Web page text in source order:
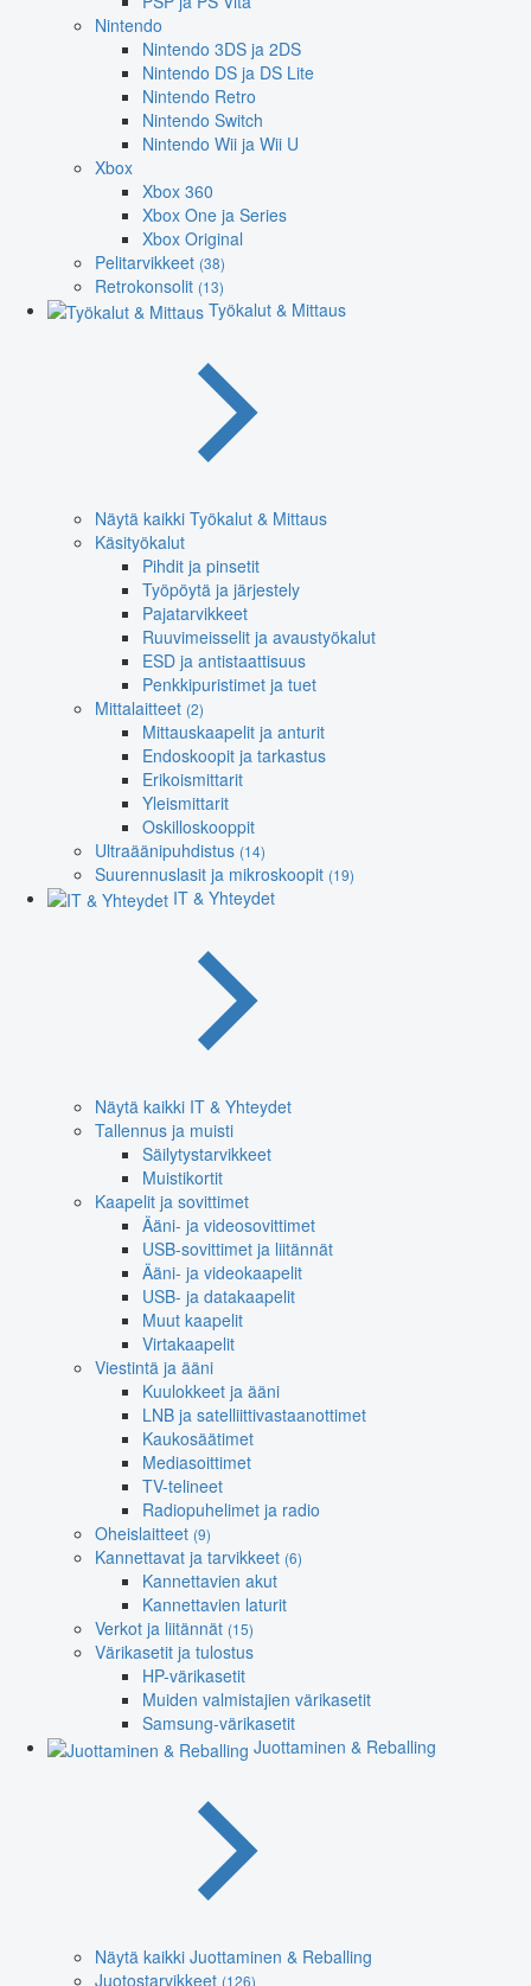
Nintendo
Nintendo 3DS ja 2DS
Nintendo DS ja DS Lite
Nintendo Retro
Nintendo Switch
Nintendo Wii ja Wii U
Xbox
Xbox 360
Xbox One ja Series
Xbox Original
Pelitarvikkeet (38)
Retrokonsolit (13)
Työkalut & Mittaus
Näytä kaikki Työkalut & Mittaus
Käsityökalut
Pihdit ja pinsetit
Työpöytä ja järjestely
Pajatarvikkeet
Ruuvimeisselit ja avaustyökalut
ESD ja antistaattisuus
Penkkipuristimet ja tuet
Mittalaitteet (2)
Mittauskaapelit ja anturit
Endoskoopit ja tarkastus
Erikoismittarit
Yleismittarit
Oskilloskooppit
Ultraäänipuhdistus (14)
Suurennuslasit ja mikroskoopit (19)
IT & Yhteydet
Näytä kaikki IT & Yhteydet
Tallennus ja muisti
Säilytystarvikkeet
Muistikortit
Kaapelit ja sovittimet
Ääni- ja videosovittimet
USB-sovittimet ja liitännät
Ääni- ja videokaapelit
USB- ja datakaapelit
Muut kaapelit
Virtakaapelit
Viestintä ja ääni
Kuulokkeet ja ääni
LNB ja satelliittivastaanottimet
Kaukosäätimet
Mediasoittimet
TV-telineet
Radiopuhelimet ja radio
Oheislaitteet (9)
Kannettavat ja tarvikkeet (6)
Kannettavien akut
Kannettavien laturit
Verkot ja liitännät (15)
Värikasetit ja tulostus
HP-värikasetit
Muiden valmistajien värikasetit
Samsung-värikasetit
Juottaminen & Reballing
Näytä kaikki Juottaminen & Reballing
Juotostarvikkeet (126)